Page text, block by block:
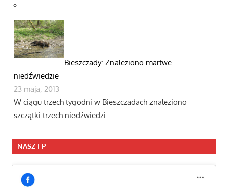
Bieszczady: Znaleziono martwe
niedźwiedzie
23 maja, 2013
W ciągu trzech tygodni w Bieszczadach znaleziono
szczątki trzech niedźwiedzi …
NASZ FP